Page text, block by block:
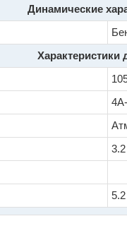
Динамические
Характеристики